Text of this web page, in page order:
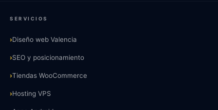
SERVICIOS
›Diseño web Valencia
›SEO y posicionamiento
›Tiendas WooCommerce
›Hosting VPS